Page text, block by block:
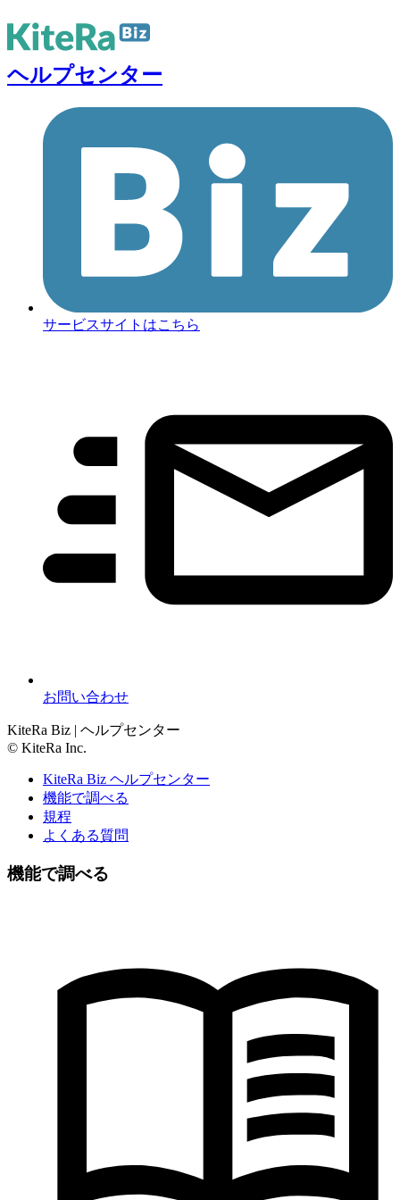
ヘルプセンター
サービスサイトはこちら
お問い合わせ
KiteRa Biz | ヘルプセンター
© KiteRa Inc.
KiteRa Biz ヘルプセンター
機能で調べる
規程
よくある質問
機能で調べる